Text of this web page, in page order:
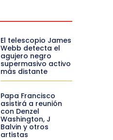
El telescopio James
Webb detecta el
agujero negro
supermasivo activo
más distante
Papa Francisco
asistirá a reunión
con Denzel
Washington, J
Balvin y otros
artistas